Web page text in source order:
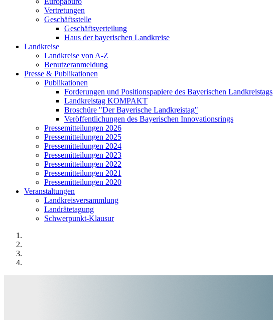
Vertretungen
Geschäftsstelle
Geschäftsverteilung
Haus der bayerischen Landkreise
Landkreise
Landkreise von A-Z
Benutzeranmeldung
Presse & Publikationen
Publikationen
Forderungen und Positionspapiere des Bayerischen Landkreistags
Landkreistag KOMPAKT
Broschüre "Der Bayerische Landkreistag"
Veröffentlichungen des Bayerischen Innovationsrings
Pressemitteilungen 2026
Pressemitteilungen 2025
Pressemitteilungen 2024
Pressemitteilungen 2023
Pressemitteilungen 2022
Pressemitteilungen 2021
Pressemitteilungen 2020
Veranstaltungen
Landkreisversammlung
Landrätetagung
Schwerpunkt-Klausur